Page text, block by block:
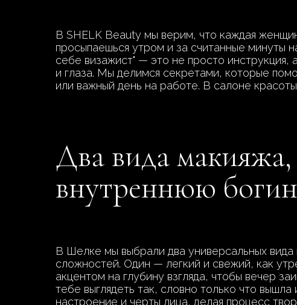
В SHELK Beauty мы верим, что каждая
просыпаешься утром и за считанные минуты
себе визажист" — это не просто
и глаза. Мы делимся секретами, которые
или важный день на работе. В салоне
Два вида
внутреннюю
В Шелке мы выбрали два универсальных
сложностей. Один — легкий и свежий, как
акцентом на глубину взгляда, чтобы вечер
тебе выглядеть так, словно только что
настроение и черты лица, делая процесс